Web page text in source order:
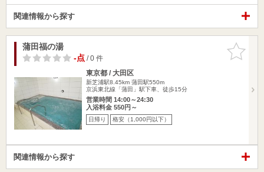
関連情報から探す
お気に入
りに追加
蒲田福の湯
-点/ 0 件
東京都 / 大田区
新芝浦駅8.45km 蒲田駅550m
京浜東北線「蒲田」駅下車、徒歩15分
営業時間 14:00～24:30
入浴料金 550円～
日帰り 格安（1,000円以下）
関連情報から探す